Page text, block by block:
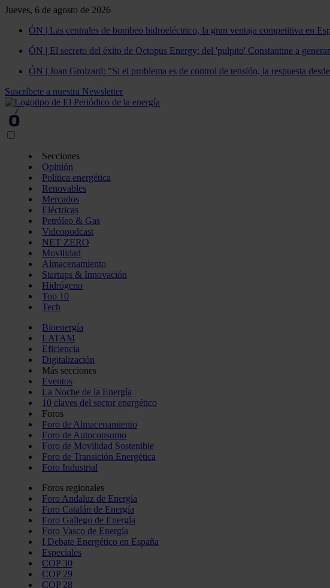
Jueves, 6 de agosto de 2026
ÓN | Las centrales de bombeo hidroeléctrico, la gran ventaja competitiva en
ÓN | El secreto del éxito de Octopus Energy: del 'pulpito' Constantine a
ÓN | Joan Groizard: "Si el problema es de control de tensión, la respuesta
Suscríbete a nuestra Newsletter
Secciones
Opinión
Política energética
Renovables
Mercados
Eléctricas
Petróleo & Gas
Videopodcast
NET ZERO
Movilidad
Almacenamiento
Startups & Innovación
Hidrógeno
Top 10
Tech
Bioenergía
LATAM
Eficiencia
Digitalización
Más secciones
Eventos
La Noche de la Energía
10 claves del sector energético
Foros
Foro de Almacenamiento
Foro de Autoconsumo
Foro de Movilidad Sostenible
Foro de Transición Energética
Foro Industrial
Foros regionales
Foro Andaluz de Energía
Foro Catalán de Energía
Foro Gallego de Energía
Foro Vasco de Energía
I Debate Energético en España
Especiales
COP 30
COP 29
COP 28